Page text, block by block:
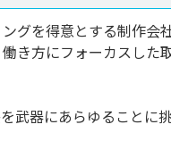
グを得意とする制作会社
き方にフォーカスした
武器にあらゆることに